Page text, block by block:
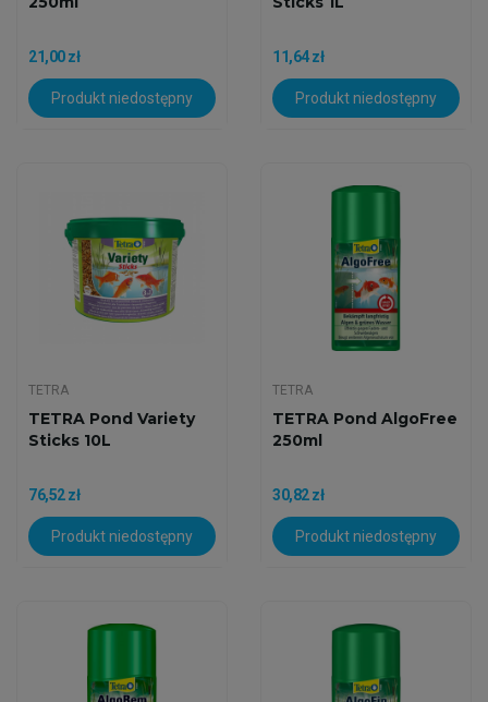
21,00 zł
Produkt niedostępny
11,64 zł
Produkt niedostępny
TETRA
TETRA Pond Variety
Sticks 10L
76,52 zł
Produkt niedostępny
TETRA
TETRA Pond AlgoFree
250ml
30,82 zł
Produkt niedostępny